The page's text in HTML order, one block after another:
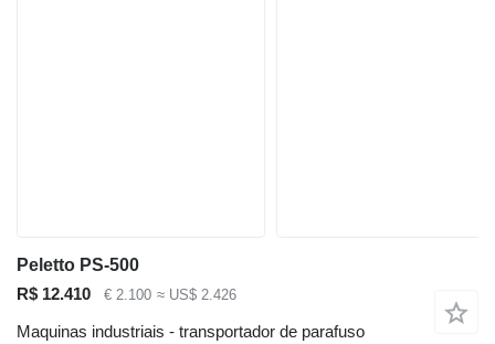
Peletto PS-500
R$ 12.410
€ 2.100 ≈ US$ 2.426
Maquinas industriais - transportador de parafuso